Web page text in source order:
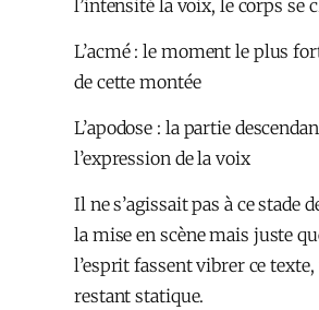
l’intensité la voix, le corps se
L’acmé : le moment le plus
de cette montée
L’apodose : la partie
l’expression de la voix
Il ne s’agissait pas à ce stade
la mise en scène mais juste
l’esprit fassent vibrer ce
restant statique.